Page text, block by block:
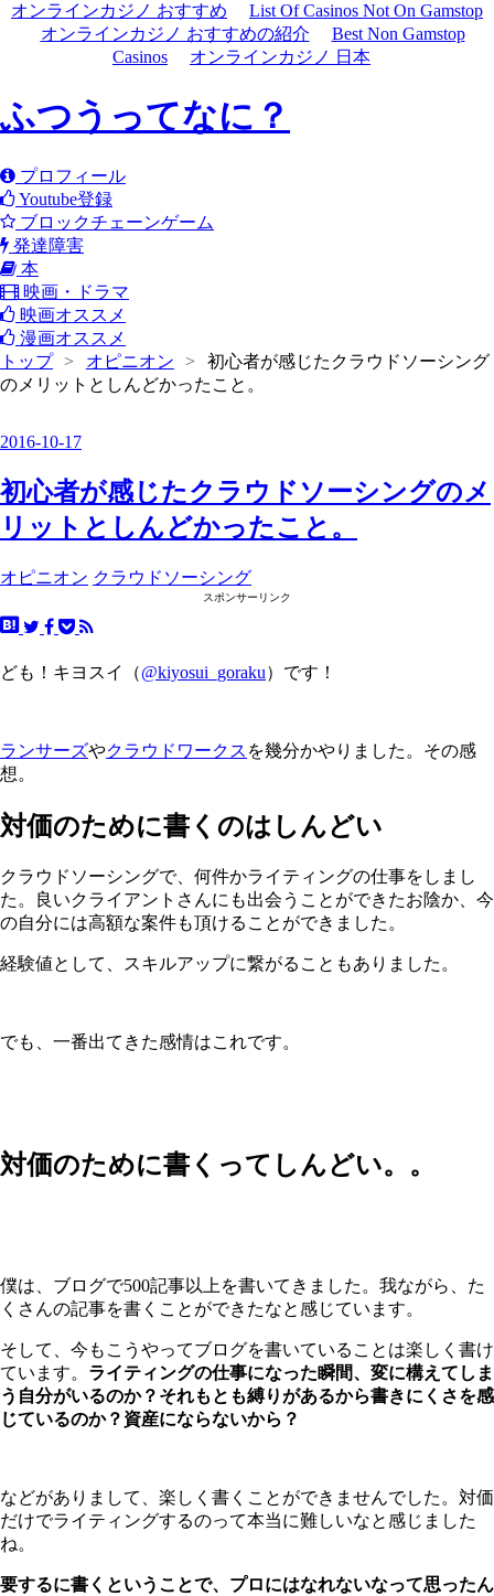
オンラインカジノ おすすめ
List Of Casinos Not On Gamstop
オンラインカジノ おすすめの紹介
Best Non Gamstop
Casinos
オンラインカジノ 日本
ふつうってなに？
プロフィール
Youtube登録
ブロックチェーンゲーム
発達障害
本
映画・ドラマ
映画オススメ
漫画オススメ
トップ
> オピニオン >
初心者が感じたクラウドソーシング
のメリットとしんどかったこと。
2016-10-17
初心者が感じたクラウドソーシングのメ
リットとしんどかったこと。
オピニオン クラウドソーシング
スポンサーリンク
ども！キヨスイ（@kiyosui_goraku）です！
ランサーズやクラウドワークス を幾分かやりました。その感
想。
対価のために書くのはしんどい
クラウドソーシングで、何件かライティングの仕事をしまし
た。良いクライアントさんにも出会うことができたお陰か、今
の自分には高額な案件も頂けることができました。
経験値として、スキルアップに繋がることもありました。
でも、一番出てきた感情はこれです。
対価のために書くってしんどい。。
僕は、ブログで500記事以上を書いてきました。我ながら、た
くさんの記事を書くことができたなと感じています。
そして、今もこうやってブログを書いていることは楽しく書け
ています。 ライティングの仕事になった瞬間、変に構えてしま
う自分がいるのか？それもとも縛りがあるから書きにくさを感
じているのか？資産にならないから？
などがありまして、楽しく書くことができませんでした。対価
だけでライティングするのって本当に難しいなと感じました
ね。
要するに書くということで、プロにはなれないなって思ったん